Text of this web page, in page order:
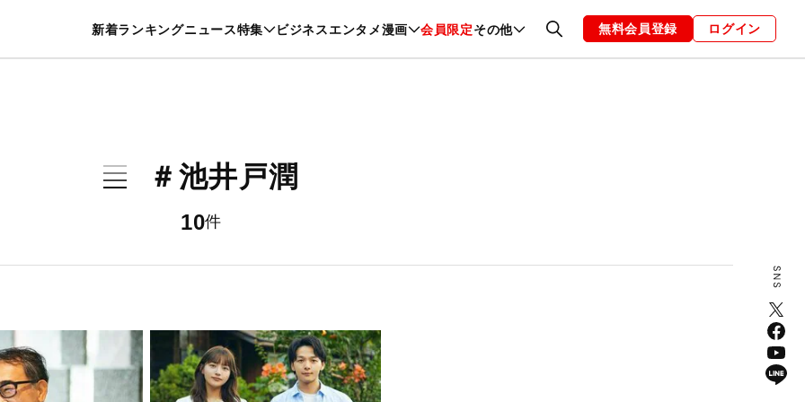
新着ランキングニュース特集 ビジネスエンタメ漫画 会員限定その他
暮らし スポーツ ヘルスケア 美容 グルメ ファッション 恋愛・結婚 編集部 お知らせ
無料会員登録 ログイン
＃池井戸潤
10件